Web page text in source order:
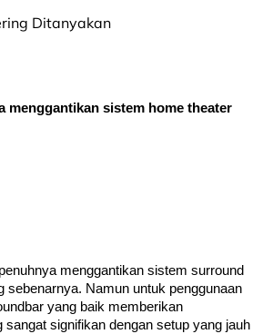
Ditanyakan
menggantikan sistem home theater
menggantikan sistem surround
sebenarnya. Namun untuk penggunaan
yang baik memberikan
sangat signifikan dengan setup yang jauh